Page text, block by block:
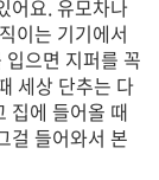
어요. 유모차나
이는 기기에서
으면 지퍼를 꼭
세상 단추는 다
집에 들어올 때
걸 들어와서 본